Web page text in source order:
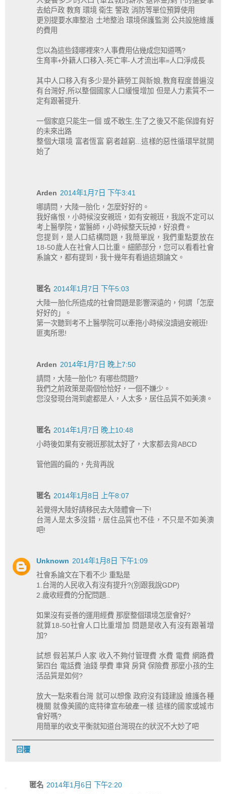
去給戶政 教育 環境 衛生 警政 消防等單位預算使用
更別提要水庫整治 土地整治 環境保護監測 公共設施維護
的費用
您以為這些錢哪裡來?人事費用佔幾成您知道嗎?
生育率+外籍人口移入-死亡率-人才流出率=人口淨成長
其中人口移入有多少是外籍勞工與新娘,教育程度普遍沒
有台灣好,所以整個國家人口緩慢增加 但是人力素質不一
定有跟著提升.
一個家庭只能生一個 或不敢生,生了之後又不能保證有好
的未來出路
整個大環境 富者恆富 窮者越窮...這樣的惡性循環早就開
始了
Arden 2014年1月7日 下午3:41
哪請問，大陸一胎化，怎麼好好的。
我好痛恨，小時候沒安親班，如有安親班，我說不定可以
考上醫學院，當醫師，小時候整天玩掉，好浪費。
您提到，是人口結構問題，我簡單說，我們重點要放在
18-50歲人在社會人口比重。細節部分，您可以看看社會
系論文，都有提到，我十幾年有看過這類論文。
匿名 2014年1月7日 下午5:03
大陸一胎化所造成的社會問題是影響深遠的，何謂「怎麼
好好的」。
第一次聽到考不上醫學院可以牽拖小時候沒讀過安親班!
匪夷所思!
Arden 2014年1月7日 晚上7:50
請問，大陸一胎化? 有哪些問題?
我們之前政策是兩個恰恰好，一個不嫌少。
您沒發現台灣到處都是人，人太多，居住品質不如美澳。
匿名 2014年1月7日 晚上10:48
小時後如果有安親班那就太好了，大家都去背ABCD
管他圓的扁的，先背再說
匿名 2014年1月8日 上午8:07
若覺得大陸好請移民去大陸體會一下!
台灣人是太多沒錯，居住品質也不佳，不只是不如美澳
吧!
Unknown 2014年1月8日 下午1:09
社會系論文在下看不少 重點是
1.台灣的人民收入有沒有提升?(別跟我說GDP)
2.歲收經費的分配問題..
如果沒有妥善的運用經費 那麼整個環境怎麼會好?
就算18-50社會人口比重增加 問題是收入有沒有跟著增
加?
試想 假若某戶人家 收入不夠付管理費 水費 電費 網路費
第四台 電話費 油錢 學費 車貸 房貸 保險費 那麼小孩的生
活品質是如何?
放大一點來看台灣 就可以想像 政府沒有錢建設 維護各種
機關 就像美國的底特律宣布破產一樣 這樣的國家或城市
會好嗎?
用簡單的收支平衡就知道台灣現在的狀況不大妙了吧
回覆
匿名 2014年1月6日 下午2:20